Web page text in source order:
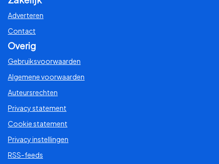
Adverteren
Contact
Overig
Gebruiksvoorwaarden
Algemene voorwaarden
Auteursrechten
Privacy statement
Cookie statement
Privacy instellingen
RSS-feeds